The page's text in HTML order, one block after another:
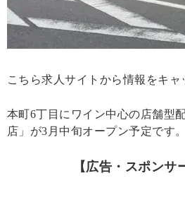
こちら求人サイトから情報をキャ
本町6丁目にワイン中心の店舗型
店」が3月中旬オープン予定です。
【広告・スポンサ